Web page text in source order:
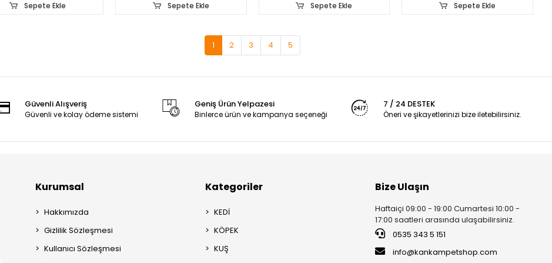
Sepete Ekle Sepete Ekle Sepete Ekle Sepete Ekle
1 2 3 4 5
Güvenli Alışveriş
Güvenli ve kolay ödeme sistemi
Geniş Ürün Yelpazesi
Binlerce ürün ve kampanya seçeneği
7 / 24 DESTEK
Öneri ve şikayetlerinizi bize iletebilirsiniz.
Kurumsal
Hakkımızda
Gizlilik Sözleşmesi
Kullanıcı Sözleşmesi
Kategoriler
KEDİ
KÖPEK
KUŞ
Bize Ulaşın
Haftaiçi 09:00 - 19:00 Cumartesi 10:00 -
17:00 saatleri arasında ulaşabilirsiniz.
0535 343 5 151
info@kankampetshop.com